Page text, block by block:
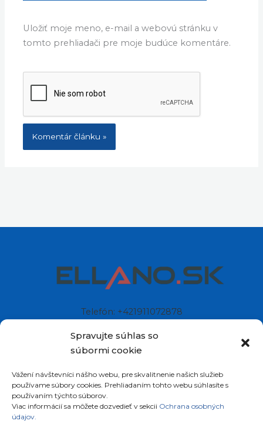
Spravujte súhlas so
súbormi cookie
Vážení návštevníci nášho webu, pre skvalitnenie našich služieb
používame súbory cookies. Prehliadaním tohto webu súhlasíte s
používaním týchto súborov.
Viac informácií sa môžete dozvedieť v sekcii Ochrana osobných
údajov.
Uložiť moje meno, e-mail a webovú stránku v
tomto prehliadači pre moje budúce komentáre.
Telefón: +421911072878
Sídlo: Štiavnička 211/49
97681 Podbrezová
Slovenská republika